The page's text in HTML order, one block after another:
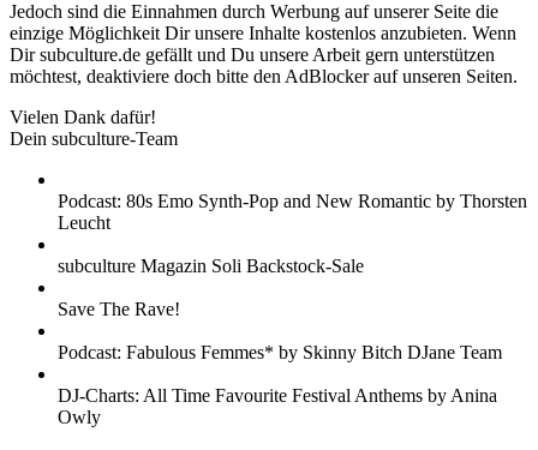
Jedoch sind die Einnahmen durch Werbung auf unserer Seite die
einzige Möglichkeit Dir unsere Inhalte kostenlos anzubieten. Wenn
Dir subculture.de gefällt und Du unsere Arbeit gern unterstützen
möchtest, deaktiviere doch bitte den AdBlocker auf unseren Seiten.
Vielen Dank dafür!
Dein subculture-Team
Podcast: 80s Emo Synth-Pop and New Romantic by Thorsten
Leucht
subculture Magazin Soli Backstock-Sale
Save The Rave!
Podcast: Fabulous Femmes* by Skinny Bitch DJane Team
DJ-Charts: All Time Favourite Festival Anthems by Anina
Owly